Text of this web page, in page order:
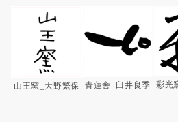
山王窯_大野繁保 青蓮舎_臼井良季 彩光